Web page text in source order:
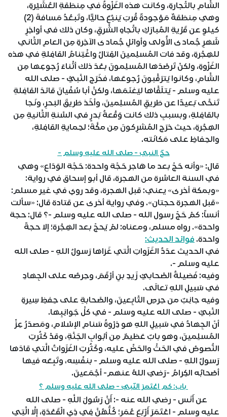
الشَّامِ بالتِّجارةِ، وكانت هذه الغَزْوةُ في مِنطَقةِ العُشَيْرةِ،
وهي مِنطَقةٌ مَوْجودةٌ قُربَ يَنبُعَ حاليًّا، وتَبعُدُ مَسافةَ (2)
كيلوِ عن قَرْيةِ المُبارَكِ باتِّجاهِ الشَّرقِ، وكان ذلك في أواخِرِ
شَهرِ جُمادى الأُولى وأوائلِ جُمادى الآخِرةِ مِن العامِ الثَّاني
للهِجْرةِ، وقد فات المُسلِمينَ القِتالُ واغْتِنامُ القافِلةِ في هذه
الغَزْوةِ، ولكنْ تَرصَّدَها المُسلِمونَ بعْدَ ذلك أثْناءَ رُجوعِها مِن
الشَّامِ، وكانوا يَترَقَّبونَ رُجوعَها، فخَرَج النَّبيُّ - صلى الله
عليه وسلم - يَتلَقَّاها ليَغنَمَها، ولكنَّ أبا سُفْيانَ قائدَ القافِلةِ
تَنحَّى بَعيدًا عن طَريقِ المُسلِمينَ، وأخَذ طَريقَ البَحرِ، ونَجا
بالقافِلةِ، وبسببِ ذلك كانت وَقْعةُ بَدرٍ في السَّنةِ الثَّانيةِ مِن
الهِجْرةِ، حيث خرَج المُشرِكونَ مِن مكَّةَ؛ لحِمايةِ القافِلةِ،
والحِفاظِ على مَكانَته.
حجّ النبي - صلى الله عليه وسلم -
قال: «وأنه حَجّ بعد ما هَاجر حَجّة واحدة: حَجّة الوَدَاع» وهي
في السنة العاشرة من الهجرة، قال أبو إسحاق في رواية:
«وبمكة أخرى» يعني: قبل الهجرة، وقد روي في غير مسلم:
«قبل الهجرة حجتان». وفي رواية أخرى عن قتادة قال: «سألت
أنساً: كمْ حَجّ رسول الله - صلى الله عليه وسلم -؟ قال: حجة
واحدة». رواه مسلم، ومعناه: لمْ يَحجّ بعد الهِجْرة؛ إلا حجةً
واحدة. فوائد الحديث:
في الحديث عدَدُ الغَزَواتِ الَّتي غَزاها رَسولُ اللهِ - صلى الله
عليه وسلم -.
وفيه: فَضيلةُ الصَّحابيِّ زَيدِ بنِ أرْقَمَ، وحِرصُه على الجِهادِ
في سَبيلِ اللهِ تعالَى.
وفيه جانِبٌ من حِرصِ التَّابِعينَ، والصَّحابةِ على حِفظِ سِيرةِ
النَّبيِّ - صلى الله عليه وسلم - في كلِّ جَوانِبِها.
أنّ الجِهادُ في سَبيلِ اللهِ هو ذِرْوةُ سَنامِ الإسْلامِ، ومَصدَرُ عِزِّ
المُسلِمينَ، وهو بابٌ عَظيمٌ مِن أبْوابِ الجَنَّةِ، وقدْ كَثُرتِ
النُّصوصُ في الحَثِّ والحَضِّ عليه، وكَثُرتِ الغَزَواتُ الَّتي قادَها
رَسولُ اللهِ - صلى الله عليه وسلم - بنفْسِه، وتَبِعَه فيها
أصْحابُه الكِرامُ -رَضيَ اللهُ عنهم- أجْمَعينَ.
باب: كم اعْتَمرَ النّبيّ - صلى الله عليه وسلم ؟
عن أَنَس - رضي الله عنه -: أَنَّ رَسُولَ اللَّهِ - صلى الله
عليه وسلم - اعْتَمَرَ أَرْبَعَ عُمَرٍ؛ كُلُّهُنَّ فِي ذِي الْقَعْدَةِ، إِلَّا الَّتِي